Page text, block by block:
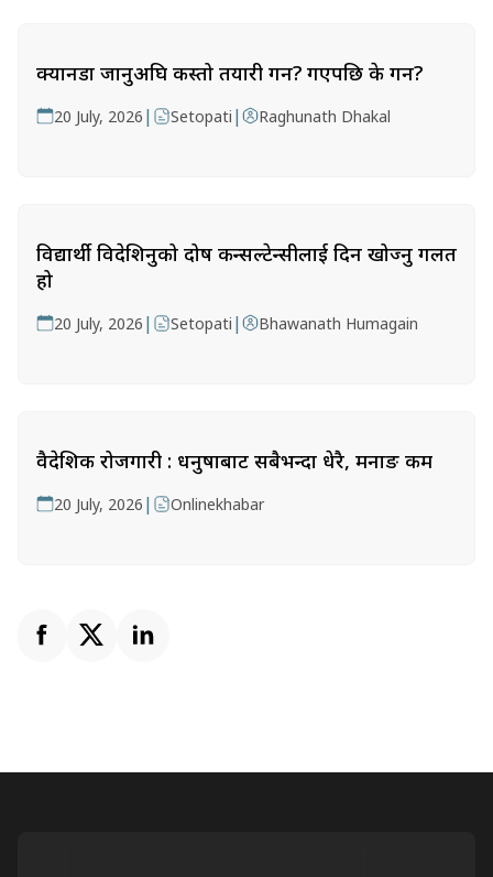
क्यानडा जानुअघि कस्तो तयारी गर्ने? गएपछि के गर्ने?
20 July, 2026 | Setopati | Raghunath Dhakal
विद्यार्थी विदेशिनुको दोष कन्सल्टेन्सीलाई दिन खोज्नु गलत
हो
20 July, 2026 | Setopati | Bhawanath Humagain
वैदेशिक रोजगारी : धनुषाबाट सबैभन्दा धेरै, मनाङ कम
20 July, 2026 | Onlinekhabar